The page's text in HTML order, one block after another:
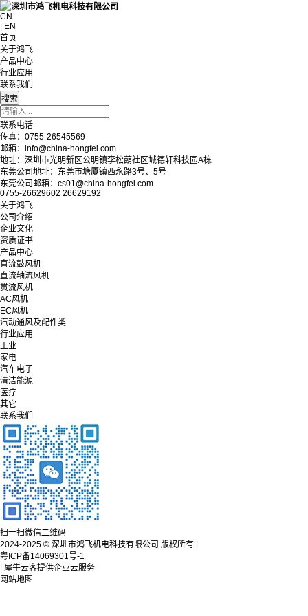
CN
| EN
首页
关于鸿飞
产品中心
行业应用
联系我们
联系电话
传真：0755-26545569
邮箱：info@china-hongfei.com
地址：深圳市光明新区公明镇李松蓢社区城德轩科技园A栋
东莞公司地址：东莞市塘厦镇西永路3号、5号
东莞公司邮箱：cs01@china-hongfei.com
0755-26629602 26629192
关于鸿飞
公司介绍
企业文化
资质证书
产品中心
直流鼓风机
直流轴流风机
贯流风机
AC风机
EC风机
汽动通风及配件类
行业应用
工业
家电
汽车电子
清洁能源
医疗
其它
联系我们
扫一扫微信二维码
2024-2025 © 深圳市鸿飞机电科技有限公司 版权所有 |
粤ICP备14069301号-1
| 犀牛云客提供企业云服务
网站地图